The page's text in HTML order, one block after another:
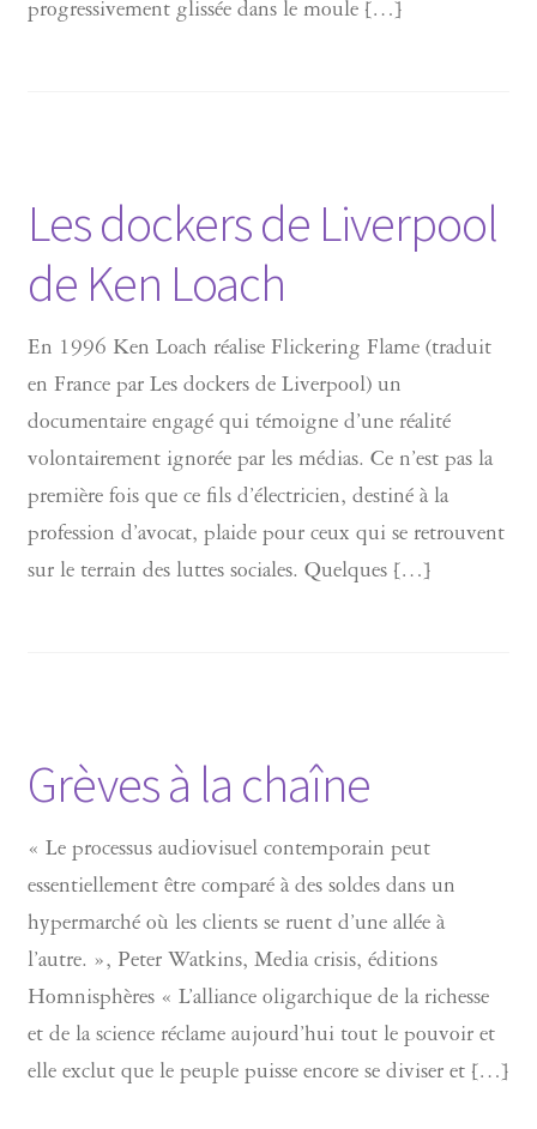
progressivement glissée dans le moule […]
Les dockers de Liverpool
de Ken Loach
En 1996 Ken Loach réalise Flickering Flame (traduit
en France par Les dockers de Liverpool) un
documentaire engagé qui témoigne d’une réalité
volontairement ignorée par les médias. Ce n’est pas la
première fois que ce fils d’électricien, destiné à la
profession d’avocat, plaide pour ceux qui se retrouvent
sur le terrain des luttes sociales. Quelques […]
Grèves à la chaîne
« Le processus audiovisuel contemporain peut
essentiellement être comparé à des soldes dans un
hypermarché où les clients se ruent d’une allée à
l’autre. », Peter Watkins, Media crisis, éditions
Homnisphères « L’alliance oligarchique de la richesse
et de la science réclame aujourd’hui tout le pouvoir et
elle exclut que le peuple puisse encore se diviser et […]